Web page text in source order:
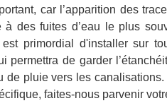
car l’apparition des
des fuites d’eau le plus
primordial d'installer sur
permettra de garder
de pluie vers les
faites-nous parvenir